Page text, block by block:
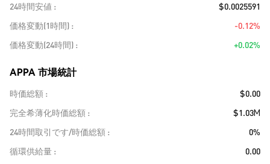
24時間安値
$0.0025591
価格変動(1時間)
-0.12%
価格変動(24時間)
+0.02%
APPA 市場統計
時価総額
$0.00
完全希薄化時価総額
$1.03M
24時間取引です/時価総額
0%
循環供給量
0.00